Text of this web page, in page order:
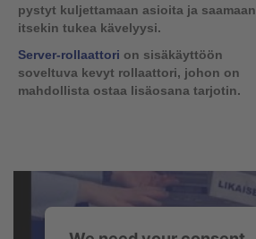
pystyt kuljettamaan asioita ja saamaan
itsekin tukea kävelyysi.
Server-rollaattori on sisäkäyttöön
soveltuva kevyt rollaattori, johon on
mahdollista ostaa lisäosana tarjotin.